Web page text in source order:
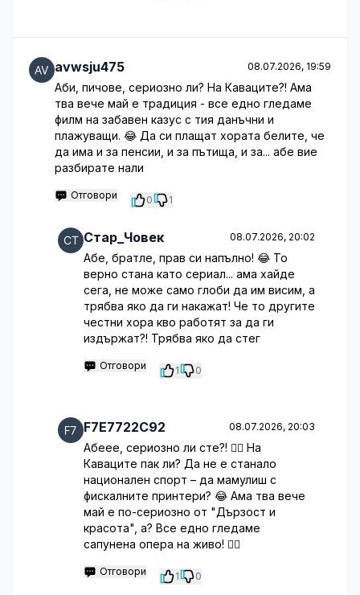
avwsju475 08.07.2026, 19:59
Аби, пичове, сериозно ли? На Каваците?! Ама
тва вече май е традиция - все едно гледаме
филм на забавен казус с тия данъчни и
плажуващи. 😂 Да си плащат хората белите, че
да има и за пенсии, и за пътища, и за... абе вие
разбирате нали
Отговори 0 1
Стар_Човек 08.07.2026, 20:02
Абе, братле, прав си напълно! 😂 То
верно стана като сериал... ама хайде
сега, не може само глоби да им висим, а
трябва яко да ги накажат! Че то другите
честни хора кво работят за да ги
издържат?! Трябва яко да стег
Отговори 1 0
F7E7722C92 08.07.2026, 20:03
Абеее, сериозно ли сте?! 🤦‍♀️ На
Каваците пак ли? Да не е станало
национален спорт – да мамулиш с
фискалните принтери? 😂 Ама тва вече
май е по-сериозно от "Дързост и
красота", а? Все едно гледаме
сапунена опера на живо! 🤷‍♂️
Отговори 1 0